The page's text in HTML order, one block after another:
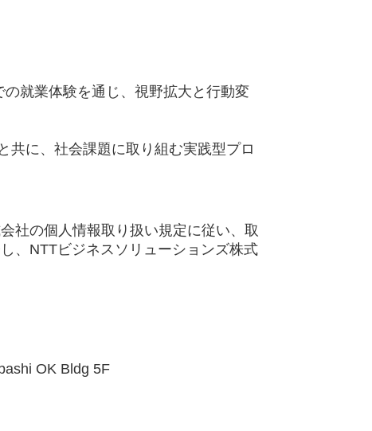
就業体験を通じ、視野拡大と行動変
共に、社会課題に取り組む実践型プロ
社の個人情報取り扱い規定に従い、取
、NTTビジネスソリューションズ株式
OK Bldg 5F